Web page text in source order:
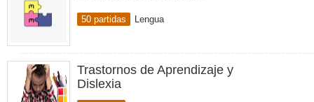
50 partidas Lengua
Trastornos de Aprendizaje y
Dislexia